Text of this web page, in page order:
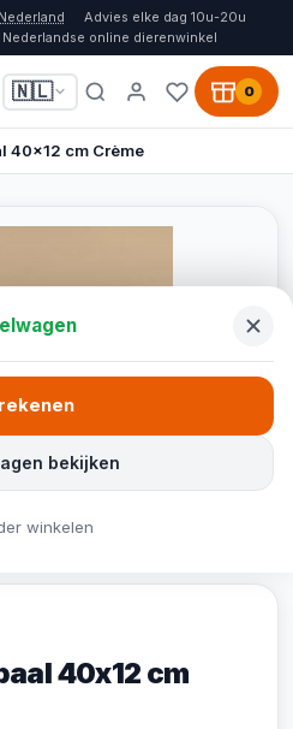
Advies elke dag 10u-20u
Nederlandse online dierenwinkel
🇳🇱 0
40x12 cm Crème
40x12 cm
bekijken
winkelen